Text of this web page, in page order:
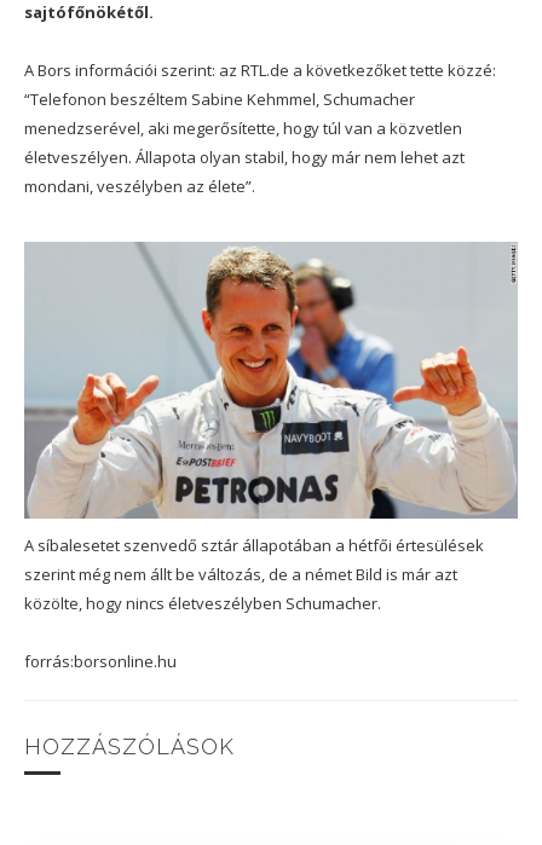
sajtófőnökétől.
A Bors információi szerint: az RTL.de a következőket tette közzé:
“Telefonon beszéltem Sabine Kehmmel, Schumacher
menedzserével, aki megerősítette, hogy túl van a közvetlen
életveszélyen. Állapota olyan stabil, hogy már nem lehet azt
mondani, veszélyben az élete”.
A síbalesetet szenvedő sztár állapotában a hétfői értesülések
szerint még nem állt be változás, de a német Bild is már azt
közölte, hogy nincs életveszélyben Schumacher.
forrás:borsonline.hu
HOZZÁSZÓLÁSOK